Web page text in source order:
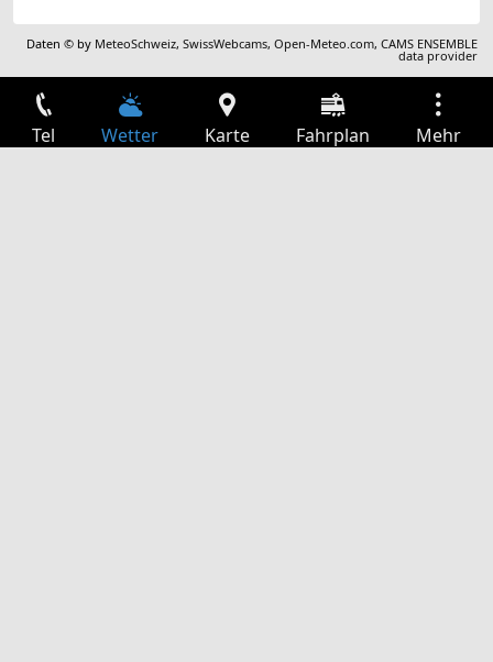
Daten © by MeteoSchweiz,SwissWebcams,Open-Meteo.com,CAMS ENSEMBLE
data provider
Tel Wetter Karte Fahrplan Mehr